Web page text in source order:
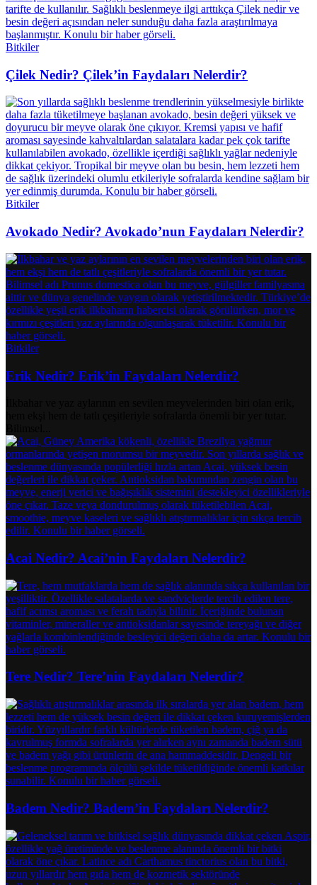
Bitkiler
Çilek Nedir? Çilek’in Faydaları Nelerdir?
Bitkiler
Avokado Nedir? Avokado’nun Faydaları Nelerdir?
Bitkiler
Erik Nedir? Erik’in Faydaları Nelerdir?
Acai Nedir? Acai’nin Faydaları Nelerdir?
Tere Nedir? Tere’nin Faydaları Nelerdir?
Badem Nedir? Badem’in Faydaları Nelerdir?